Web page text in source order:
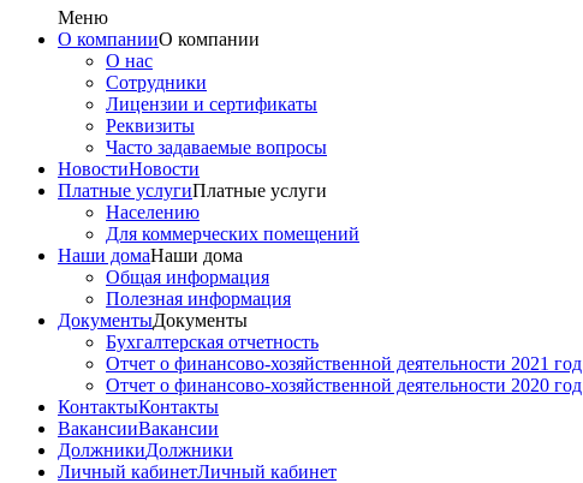
Меню
О компанииО компании
О нас
Сотрудники
Лицензии и сертификаты
Реквизиты
Часто задаваемые вопросы
НовостиНовости
Платные услугиПлатные услуги
Населению
Для коммерческих помещений
Наши домаНаши дома
Общая информация
Полезная информация
ДокументыДокументы
Бухгалтерская отчетность
Отчет о финансово-хозяйственной деятельности 2021 год
Отчет о финансово-хозяйственной деятельности 2020 год
КонтактыКонтакты
ВакансииВакансии
ДолжникиДолжники
Личный кабинетЛичный кабинет